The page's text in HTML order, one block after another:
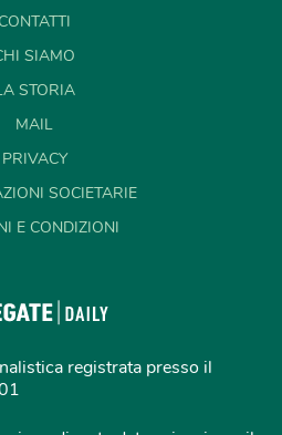
CONTATTI
SIAMO
STORIA
MAIL
PRIVACY
SOCIETARIE
E CONDIZIONI
registrata presso il